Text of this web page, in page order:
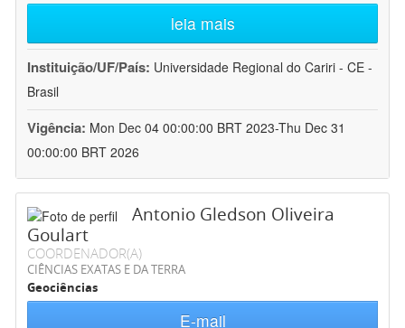
leia mais
Instituição/UF/País: Universidade Regional do Cariri - CE -
Brasil
Vigência: Mon Dec 04 00:00:00 BRT 2023-Thu Dec 31
00:00:00 BRT 2026
Antonio Gledson Oliveira
Goulart
COORDENADOR(A)
CIÊNCIAS EXATAS E DA TERRA
Geociências
E-mail